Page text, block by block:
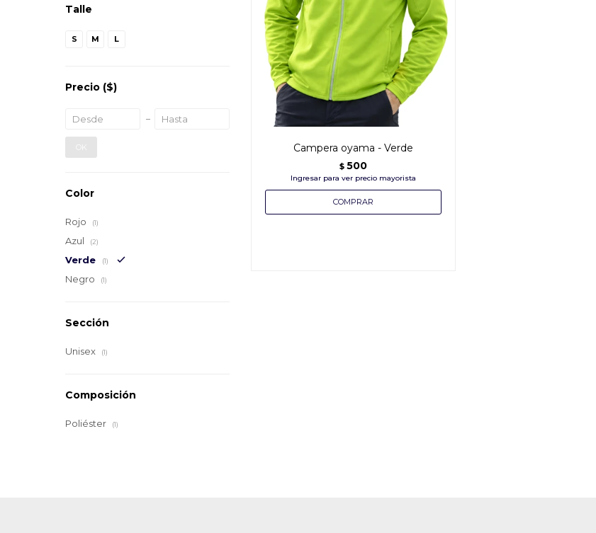
Campera oyama - Verde
$ 500
Talle
S M L
Precio ($)
OK
Color
Rojo (1)
Azul (2)
Verde (1)
Negro (1)
Sección
Unisex (1)
Composición
Poliéster (1)